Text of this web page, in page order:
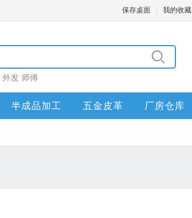
保存桌面 我的收藏
外发 师傅
半成品加工 五金皮革 厂房仓库